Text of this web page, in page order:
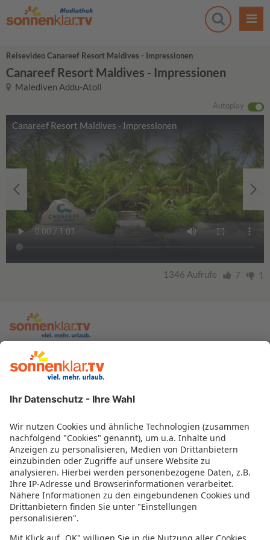
Reisevideo Canareef Resort Maldives - Impressionen
Canareef Resort Maldives - Impressionen
Malediven Addu-Atoll
Autoplay
Canareef Resort Maldives - Impressionen
1346 Aufrufe 7 1
zur sonnenklar.TV Webseite
Moderatoren
Impressum
Informationen zur Barrierefreiheit
Datenschutz
Datenschutzeinstellungen